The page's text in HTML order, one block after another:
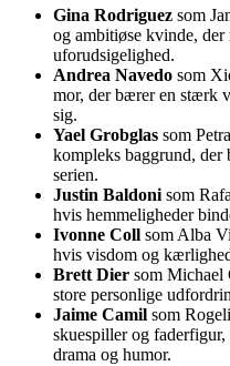
Gina Rodriguez som
og ambitiøse kvinde,
uforudsigelighed.
Andrea Navedo som
mor, der bærer en stærk
sig.
Yael Grobglas som
kompleks baggrund,
serien.
Justin Baldoni som
hvis hemmeligheder
Ivonne Coll som Alba
hvis visdom og
Brett Dier som Michael
store personlige
Jaime Camil som
skuespiller og
drama og humor.